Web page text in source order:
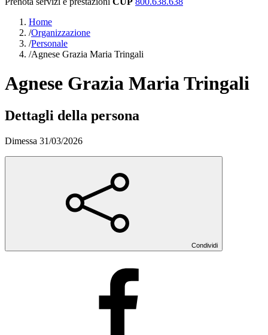
Home
/Organizzazione
/Personale
/Agnese Grazia Maria Tringali
Agnese Grazia Maria Tringali
Dettagli della persona
Dimessa 31/03/2026
Condividi